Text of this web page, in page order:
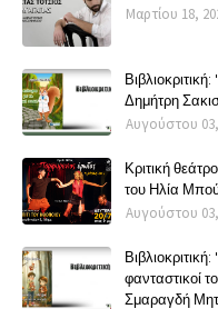
Μαρτίου 18,
Δημήτρη
Αυγούστου
Κριτική
του Ηλία
Αυγούστου
φανταστικοί
Σμαραγδή